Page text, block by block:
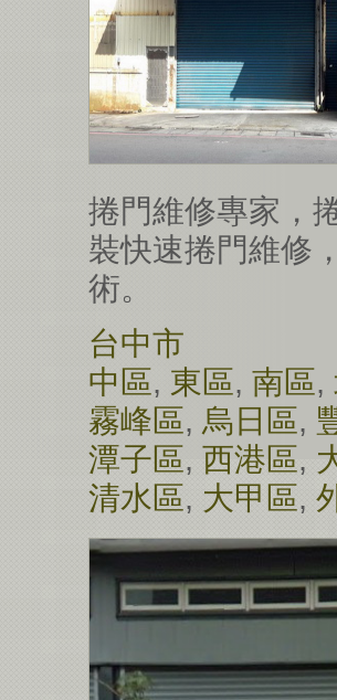
捲門維修專家，
裝快速捲門維修
術。
台中市
中區, 東區, 南區,
霧峰區, 烏日區,
潭子區, 西港區,
清水區, 大甲區,